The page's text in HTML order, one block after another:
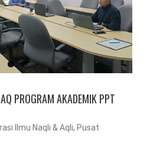
PROGRAM AKADEMIK PPT
Ilmu Naqli & Aqli, Pusat